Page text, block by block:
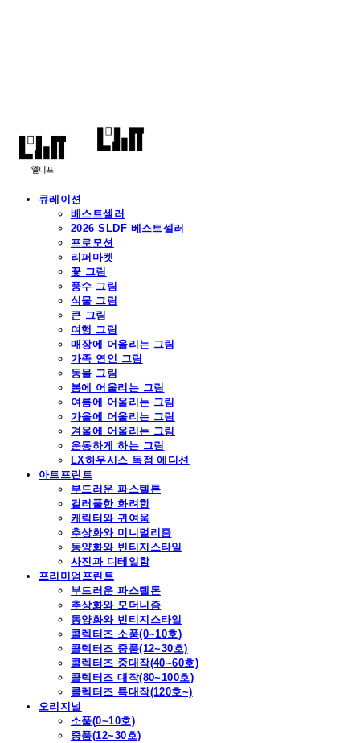
큐레이션
베스트셀러
2026 SLDF 베스트셀러
프로모션
리퍼마켓
꽃 그림
풍수 그림
식물 그림
큰 그림
여행 그림
매장에 어울리는 그림
가족 연인 그림
동물 그림
봄에 어울리는 그림
여름에 어울리는 그림
가을에 어울리는 그림
겨울에 어울리는 그림
운동하게 하는 그림
LX하우시스 독점 에디션
아트프린트
부드러운 파스텔톤
컬러풀한 화려함
캐릭터와 귀여움
추상화와 미니멀리즘
동양화와 빈티지스타일
사진과 디테일함
프리미엄프린트
부드러운 파스텔톤
추상화와 모더니즘
동양화와 빈티지스타일
콜렉터즈 소품(0~10호)
콜렉터즈 중품(12~30호)
콜렉터즈 중대작(40~60호)
콜렉터즈 대작(80~100호)
콜렉터즈 특대작(120호~)
오리지널
소품(0~10호)
중품(12~30호)